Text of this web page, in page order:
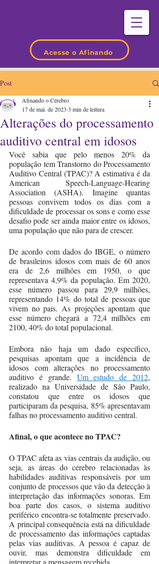
Acesse o Afinando
Post
Alterações do processamento
auditivo central em idosos
Afinando o Cérebro
17 de mai. de 2023 3 min de leitura
Você sabia que pelo menos 20% da
população tem Transtorno do Processamento
Auditivo Central (TPAC)? A estimativa é da
American Speech-Language-Hearing
Association (ASHA). Imagine quantas
pessoas convivem todos os dias com a
dificuldade de processar os sons e como esse
desafio pode ser ainda maior entre os idosos,
uma população que não para de crescer.
De acordo com dados do IBGE, o número
de brasileiros idosos com mais de 60 anos
era de 2,6 milhões em 1950, o que
representava 4,9% da população. Em 2020,
esse número passou para 29,9 milhões,
representando 14% do total de pessoas que
vivem no país. As projeções apontam que
esse número chegará a 72,4 milhões em
2100, 40% do total populacional.
Embora não haja um dado específico,
pesquisas apontam que a incidência de
idosos com alterações no processamento
auditivo é grande. Um estudo de 2012,
realizado na Universidade de São Paulo,
constatou que entre os idosos que
participaram da pesquisa, 85% apresentavam
falhas no processamento auditivo central.
Afinal, o que acontece no TPAC?
O TPAC afeta as vias centrais da audição, ou
seja, as áreas do cérebro relacionadas às
habilidades auditivas responsáveis por um
conjunto de processos que vão da detecção à
interpretação das informações sonoras. Em
boa parte dos casos, o sistema auditivo
periférico encontra-se totalmente preservado.
A principal consequência está na dificuldade
de processamento das informações captadas
pelas vias auditivas. A pessoa é capaz de
ouvir, mas demonstra dificuldade em
interpretar a mensagem recebida.